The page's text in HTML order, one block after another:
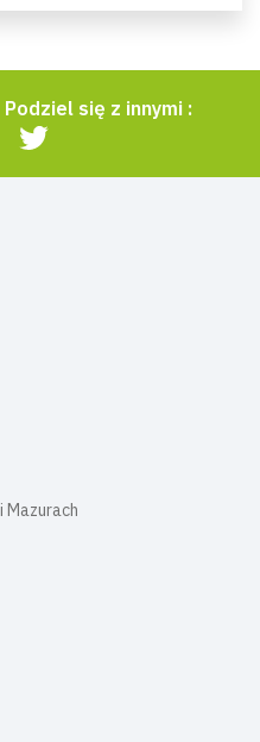
się z innymi :
Mazurach